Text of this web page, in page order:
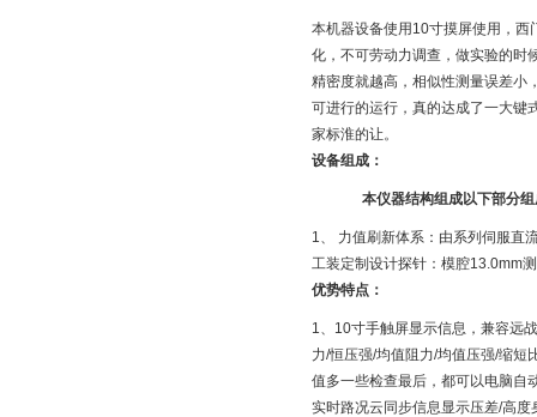
本机器设备使用10寸摸屏使用，
化，不可劳动力调查，做实验的时
精密度就越高，相似性测量误差小
可进行的运行，真的达成了一大键
家标淮的让。
设备组成：
本仪器结构组成以下部分
1、 力值刷新体系：由系列伺服直
工装定制设计探针：模腔13.0mm
优势特点：
1、10寸手触屏显示信息，兼容远
力/恒压强/均值阻力/均值压强/缩
值多一些检查最后，都可以电脑自
实时路况云同步信息显示压差/高度